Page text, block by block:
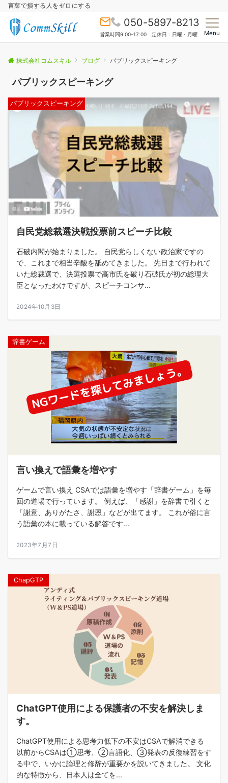
言葉で損する人をゼロにする
050-5897-8213
営業時間9:00-17:00 定休日：日曜・月曜 Menu
株式会社コムスキル ブログ パブリックスピーキング
パブリックスピーキング
パブリックスピーキング
自民党総裁選決戦投票前スピーチ比較
石破内閣が始まりました。 自民党らしくない政治家ですの
で、これまで相当辛酸を舐めてきました。 先日まで行われて
いた総裁選で、決選投票で高市氏を破り石破氏が初の総理大
臣となったわけですが、スピーチコンサ...
2024年10月3日
辞書ゲーム
言い換えで語彙を増やす
ゲームで言い換え CSAでは語彙を増やす「辞書ゲーム」を毎
回の道場で行っています。 例えば、「感謝」を辞書で引くと
「謝意、ありがたさ、謝恩」などが出てます。 これが俗に言
う語彙の本に載っている解答です...
2023年7月7日
ChapGTP
ChatGPT使用による保護者の不安を解決しま
す。
ChatGPT使用による思考力低下の不安はCSAで解消できる
以前からCSAは①思考、②言語化、③発表の反復練習をす
る中で、いかに論理と修辞が重要かを説いてきました。 文化
的な特徴から、日本人は全てを...